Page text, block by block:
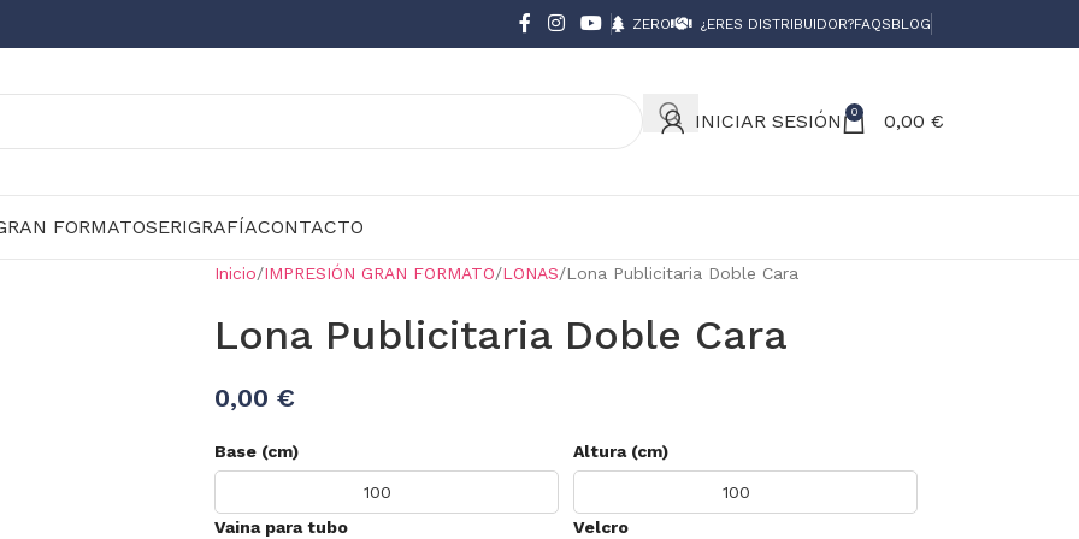
ZERO ¿ERES DISTRIBUIDOR?FAQSBLOG
INICIAR SESIÓN 0 0,00 €
FORMATOSERIGRAFÍACONTACTO
Inicio IMPRESIÓN GRAN FORMATO LONAS Lona Publicitaria Doble Cara
Lona Publicitaria Doble Cara
0,00 €
Base (cm) Altura (cm)
Vaina para tubo Velcro